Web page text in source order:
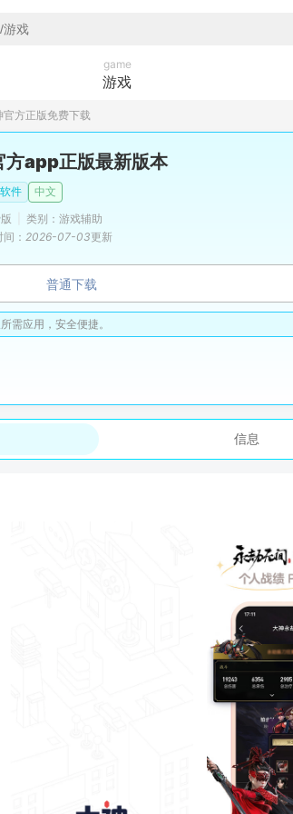
game
游戏
官方正版免费下载
方app正版最新版本
件
中文
类别：游戏辅助
间： 2026-07-03更新
普通下载
需应用，安全便捷。
信息